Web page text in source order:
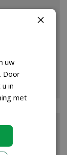
×
uw
Door
in
met